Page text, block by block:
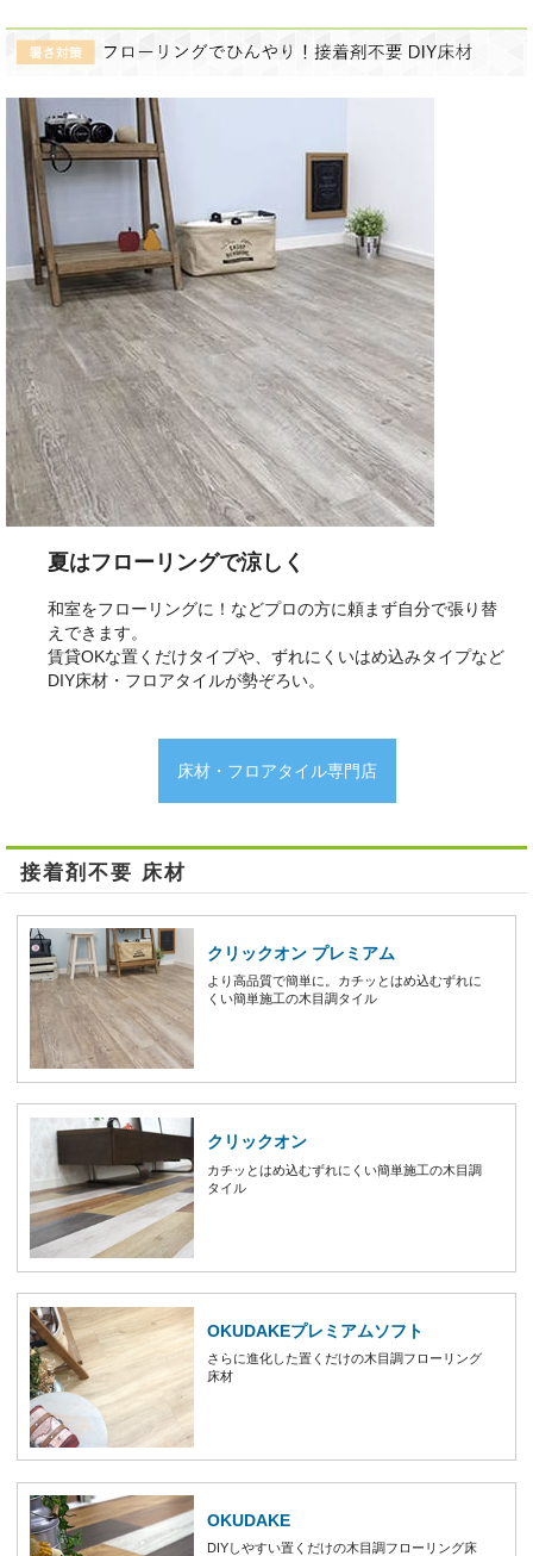
夏はフローリングで涼しく
和室をフローリングに！などプロの方に頼まず自分で張り替
えできます。
賃貸OKな置くだけタイプや、ずれにくいはめ込みタイプなど
DIY床材・フロアタイルが勢ぞろい。
床材・フロアタイル専門店
接着剤不要 床材
クリックオン プレミアム
より高品質で簡単に。カチッとはめ込むずれに
くい簡単施工の木目調タイル
クリックオン
カチッとはめ込むずれにくい簡単施工の木目調
タイル
OKUDAKEプレミアムソフト
さらに進化した置くだけの木目調フローリング
床材
OKUDAKE
DIYしやすい置くだけの木目調フローリング床